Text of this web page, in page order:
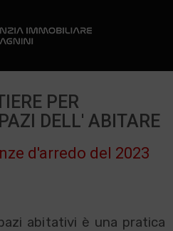
PER
DELL' ABITARE
d'arredo del 2023
abitativi è una pratica